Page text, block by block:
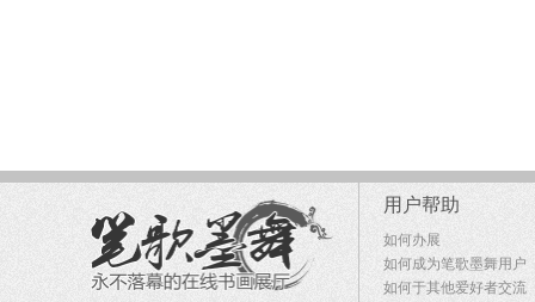
用户帮助
如何办展
如何成为笔歌墨舞用户
如何于其他爱好者交流